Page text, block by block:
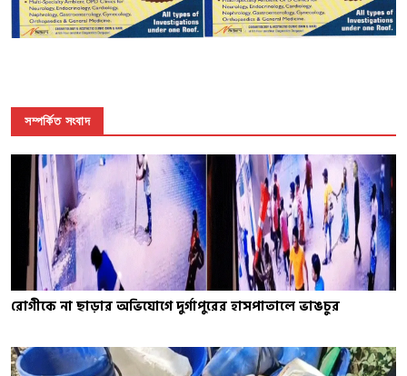
সম্পর্কিত সংবাদ
রোগীকে না ছাড়ার অভিযোগে দুর্গাপুরের হাসপাতালে ভাঙচুর